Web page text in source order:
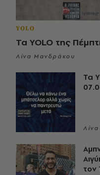
YOLO
Τα YOLO της
Λίνα Μανδράκου
Τα
τον